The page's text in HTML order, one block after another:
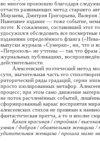
во многом произошло благодаря
отчасти развивающих метод старшего
Мирзаева, Дмитрия Григорьева,
Нынешнее издание — тоже событие,
поэте. К сожалению, составивший этот
удосужился обследовать все
изданиями определённого фланга
выпуски журнала «Сумерки», ни, что и
«Петрополь» не учтены — так что фраза
журнальных публикациях,
действительности.
Алексеевский поэтический метод
сути, значительная часть его
риторический ряды градаций, серии
просто изолированных метафор.
процесс; при этом само движение
не поток расчленённых событий,
сформированный каркас восприятия
алексеевских стихов не привязан к
фантастическая притча, а то и вполне
Какая красивая / стройная /
умная / добрая / обаятельная женщина /
удивительная женщина / прошла мимо